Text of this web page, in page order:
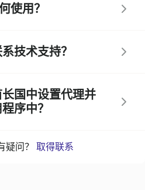
使用？
技术支持？
国中设置代理并
序中？
疑问？ 取得联系